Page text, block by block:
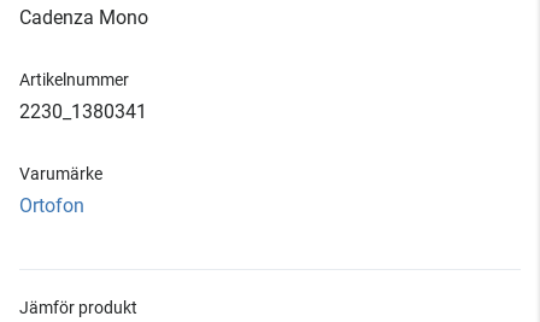
Cadenza Mono
Artikelnummer
2230_1380341
Varumärke
Ortofon
Jämför produkt